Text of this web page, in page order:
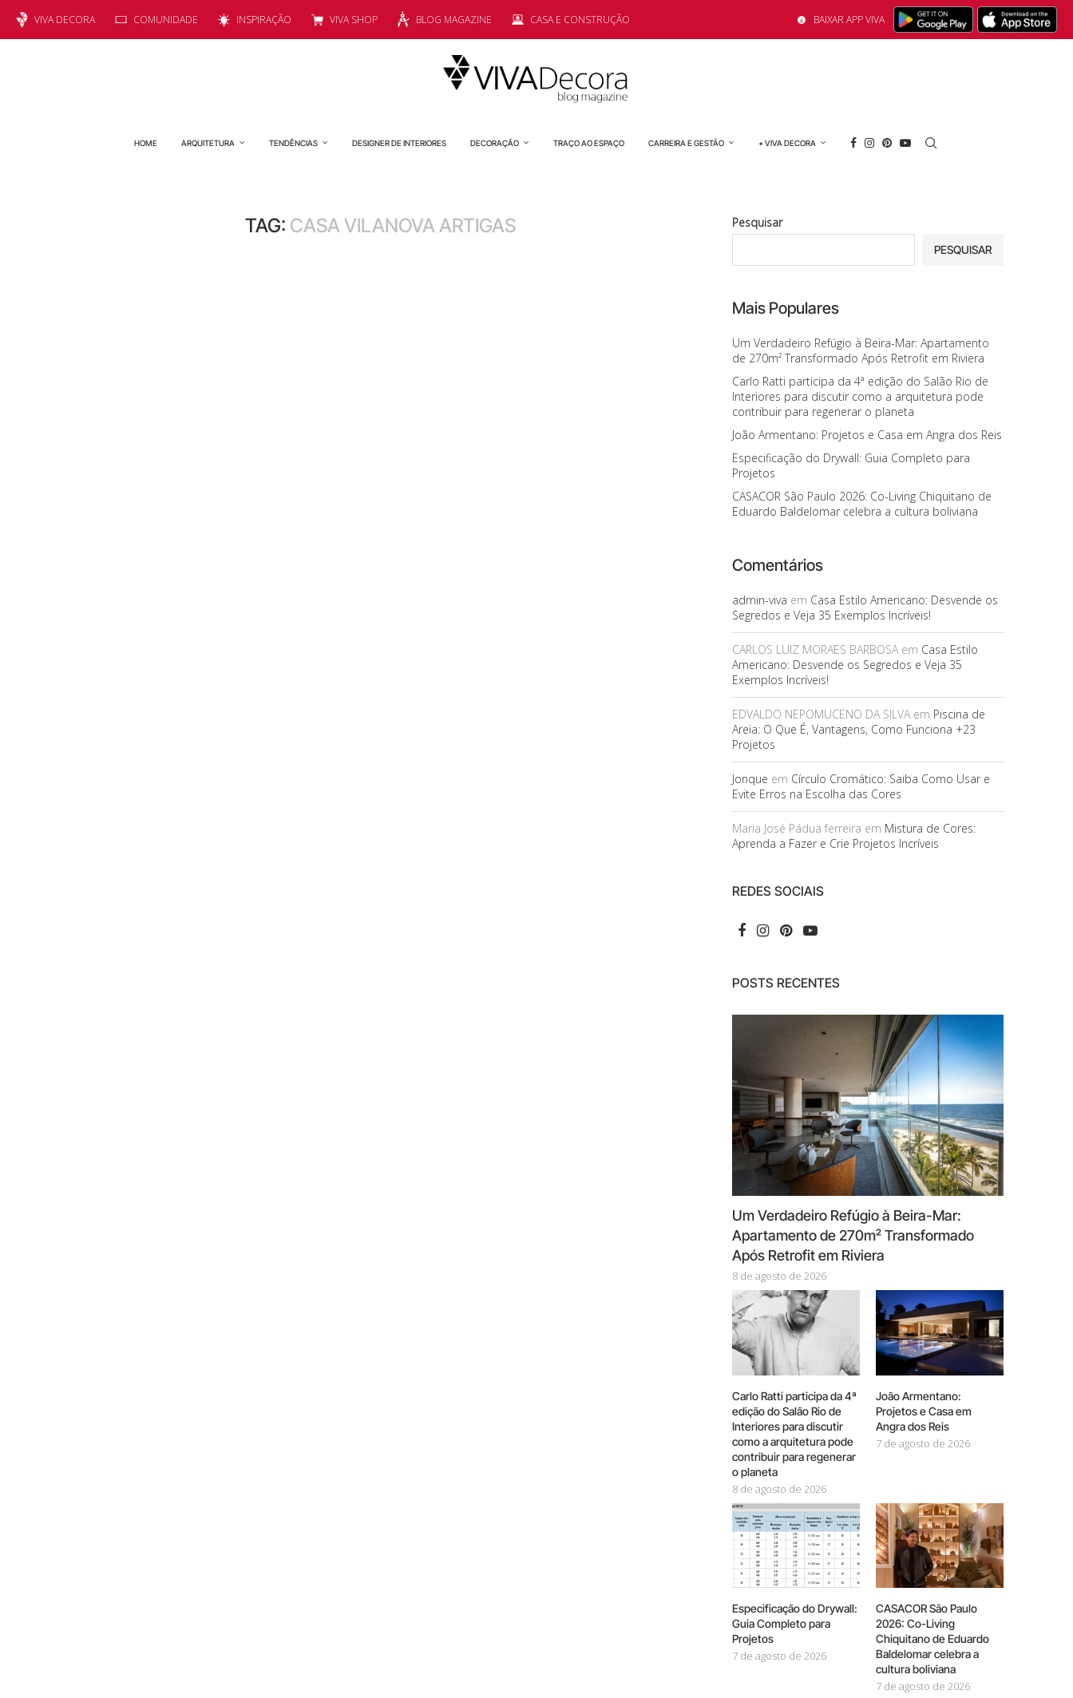
VIVA DECORA COMUNIDADE INSPIRAÇÃO VIVA SHOP BLOG MAGAZINE CASA E CONSTRUÇÃO BAIXAR APP VIVA
HOME ARQUITETURA TENDÊNCIAS DESIGNER DE INTERIORES DECORAÇÃO TRAÇO AO ESPAÇO CARREIRA E GESTÃO + VIVA DECORA
TAG: CASA VILANOVA ARTIGAS Pesquisar
PESQUISAR
Mais Populares
Um Verdadeiro Refúgio à Beira-Mar: Apartamento
de 270m² Transformado Após Retrofit em Riviera
Carlo Ratti participa da 4ª edição do Salão Rio de
Interiores para discutir como a arquitetura pode
contribuir para regenerar o planeta
João Armentano: Projetos e Casa em Angra dos Reis
Especificação do Drywall: Guia Completo para
Projetos
CASACOR São Paulo 2026: Co-Living Chiquitano de
Eduardo Baldelomar celebra a cultura boliviana
Comentários
admin-viva em Casa Estilo Americano: Desvende os
Segredos e Veja 35 Exemplos Incríveis!
CARLOS LUIZ MORAES BARBOSAem Casa Estilo
Americano: Desvende os Segredos e Veja 35
Exemplos Incríveis!
EDVALDO NEPOMUCENO DA SILVAem Piscina de
Areia: O Que É, Vantagens, Como Funciona +23
Projetos
Jonque em Círculo Cromático: Saiba Como Usar e
Evite Erros na Escolha das Cores
Maria José Pádua ferreira em Mistura de Cores:
Aprenda a Fazer e Crie Projetos Incríveis
REDES SOCIAIS
POSTS RECENTES
Um Verdadeiro Refúgio à Beira-Mar:
Apartamento de 270m² Transformado
Após Retrofit em Riviera
8 de agosto de 2026
Carlo Ratti participa da 4ª
edição do Salão Rio de
Interiores para discutir
como a arquitetura pode
contribuir para regenerar
o planeta
8 de agosto de 2026
João Armentano:
Projetos e Casa em
Angra dos Reis
7 de agosto de 2026
Especificação do Drywall:
Guia Completo para
Projetos
7 de agosto de 2026
CASACOR São Paulo
2026: Co-Living
Chiquitano de Eduardo
Baldelomar celebra a
cultura boliviana
7 de agosto de 2026